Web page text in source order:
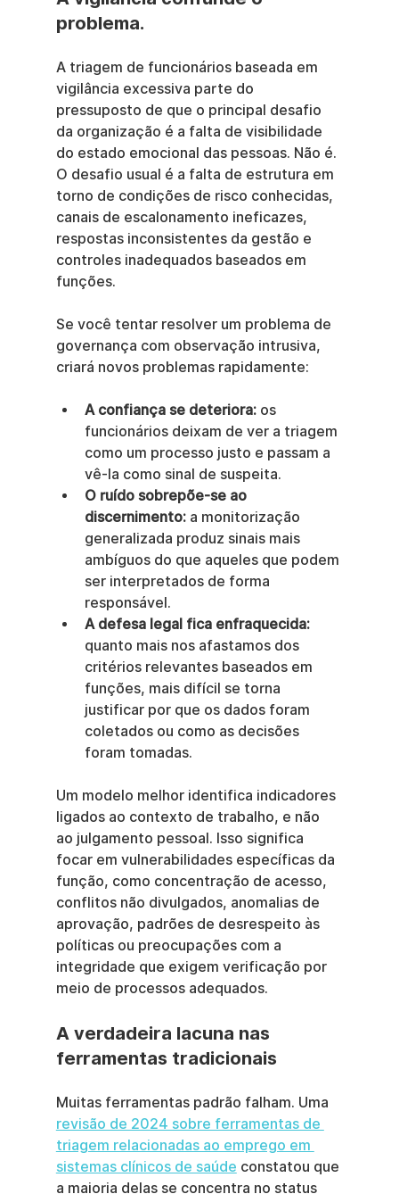
problema.
A triagem de funcionários baseada em
vigilância excessiva parte do
pressuposto de que o principal desafio
da organização é a falta de visibilidade
do estado emocional das pessoas. Não é.
O desafio usual é a falta de estrutura em
torno de condições de risco conhecidas,
canais de escalonamento ineficazes,
respostas inconsistentes da gestão e
controles inadequados baseados em
funções.
Se você tentar resolver um problema de
governança com observação intrusiva,
criará novos problemas rapidamente:
A confiança se deteriora: os
funcionários deixam de ver a triagem
como um processo justo e passam a
vê-la como sinal de suspeita.
O ruído sobrepõe-se ao
discernimento: a monitorização
generalizada produz sinais mais
ambíguos do que aqueles que podem
ser interpretados de forma
responsável.
A defesa legal fica enfraquecida:
quanto mais nos afastamos dos
critérios relevantes baseados em
funções, mais difícil se torna
justificar por que os dados foram
coletados ou como as decisões
foram tomadas.
Um modelo melhor identifica indicadores
ligados ao contexto de trabalho, e não
ao julgamento pessoal. Isso significa
focar em vulnerabilidades específicas da
função, como concentração de acesso,
conflitos não divulgados, anomalias de
aprovação, padrões de desrespeito às
políticas ou preocupações com a
integridade que exigem verificação por
meio de processos adequados.
A verdadeira lacuna nas
ferramentas tradicionais
Muitas ferramentas padrão falham. Uma
revisão de 2024 sobre ferramentas de
triagem relacionadas ao emprego em
sistemas clínicos de saúde constatou que
a maioria delas se concentra no status